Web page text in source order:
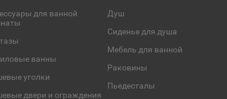
для ванной
ванны
уголки
двери и ограждения
Душ
Сиденье для душа
Мебель для ванной
Раковины
Пьедесталы